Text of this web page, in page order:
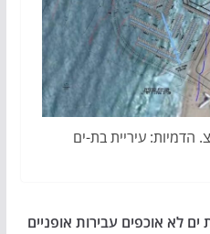
הדמיות: עיריית בת-ים
ים לא אוכפים עבירות אופניים